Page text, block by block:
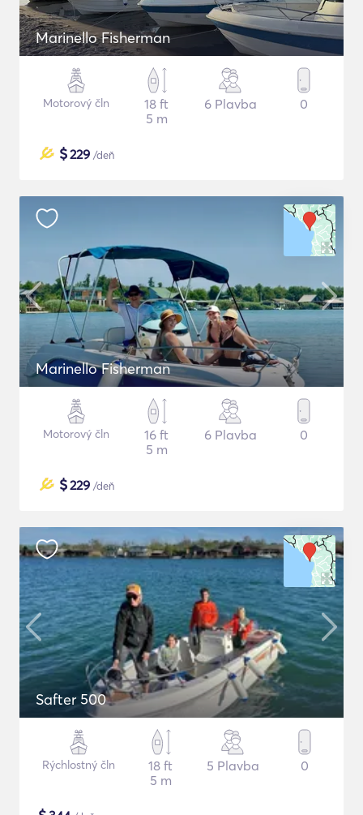
Marinello Fisherman
Motorový čln
18 ft
5 m
6 Plavba 0
$229 /deň
Marinello Fisherman
Motorový čln
16 ft
5 m
6 Plavba 0
$229 /deň
Safter 500
Rýchlostný čln
18 ft
5 m
5 Plavba 0